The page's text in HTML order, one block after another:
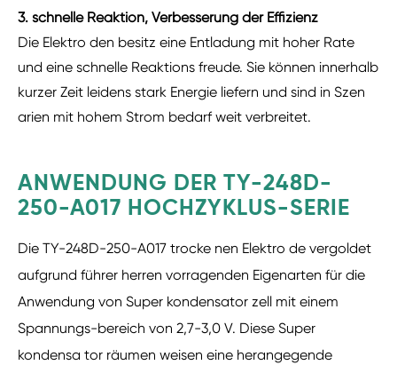
3. schnelle Reaktion, Verbesserung der Effizienz
Die Elektro den besitz eine Entladung mit hoher Rate
und eine schnelle Reaktions freude. Sie können innerhalb
kurzer Zeit leidens stark Energie liefern und sind in Szen
arien mit hohem Strom bedarf weit verbreitet.
ANWENDUNG DER TY-248D-
250-A017 HOCHZYKLUS-SERIE
Die TY-248D-250-A017 trocke nen Elektro de vergoldet
aufgrund führer herren vorragenden Eigenarten für die
Anwendung von Super kondensator zell mit einem
Spannungs-bereich von 2,7-3,0 V. Diese Super
kondensa tor räumen weisen eine herangegende